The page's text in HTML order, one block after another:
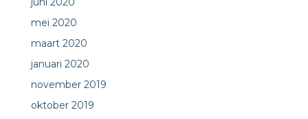
mei 2020
maart 2020
januari 2020
november 2019
oktober 2019